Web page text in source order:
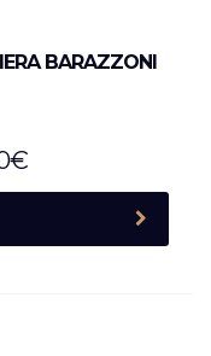
BARAZZONI
€